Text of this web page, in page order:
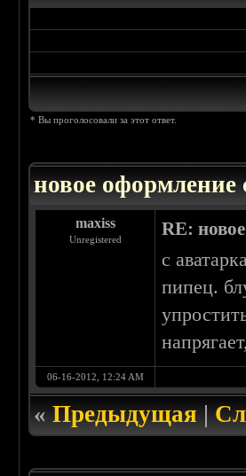
* Вы проголосовали за этот ответ.
новое оформление
maxiss
Unregistered
RE:
с
пипец.
06-16-2012, 12:24 AM
«Предыдущая|